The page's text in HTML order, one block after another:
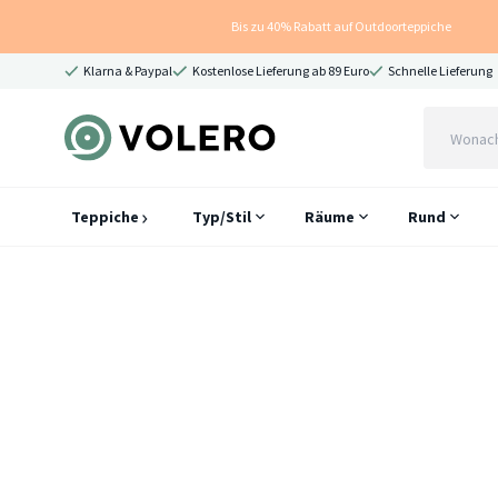
Bis zu 40% Rabatt auf Outdoorteppiche
Klarna & Paypal Kostenlose Lieferung ab 89 Euro Schnelle Lieferung
Teppiche Typ/Stil Räume Rund